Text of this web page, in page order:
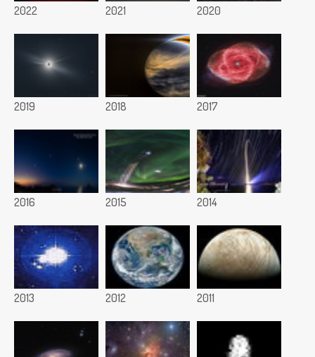
2022 2021 2020
2019 2018 2017
2016 2015 2014
2013 2012 2011